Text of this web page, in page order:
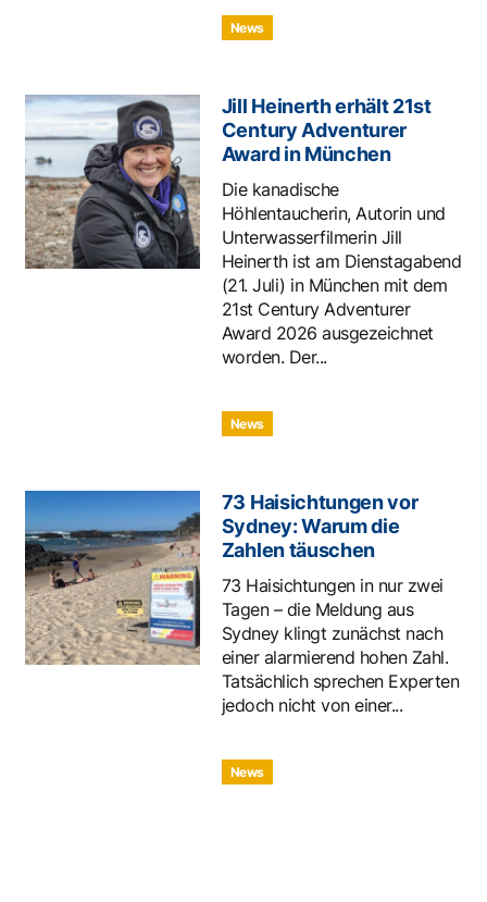
News
Jill Heinerth erhält 21st
Century Adventurer
Award in München
Die kanadische
Höhlentaucherin, Autorin und
Unterwasserfilmerin Jill
Heinerth ist am Dienstagabend
(21. Juli) in München mit dem
21st Century Adventurer
Award 2026 ausgezeichnet
worden. Der...
News
73 Haisichtungen vor
Sydney: Warum die
Zahlen täuschen
73 Haisichtungen in nur zwei
Tagen – die Meldung aus
Sydney klingt zunächst nach
einer alarmierend hohen Zahl.
Tatsächlich sprechen Experten
jedoch nicht von einer...
News